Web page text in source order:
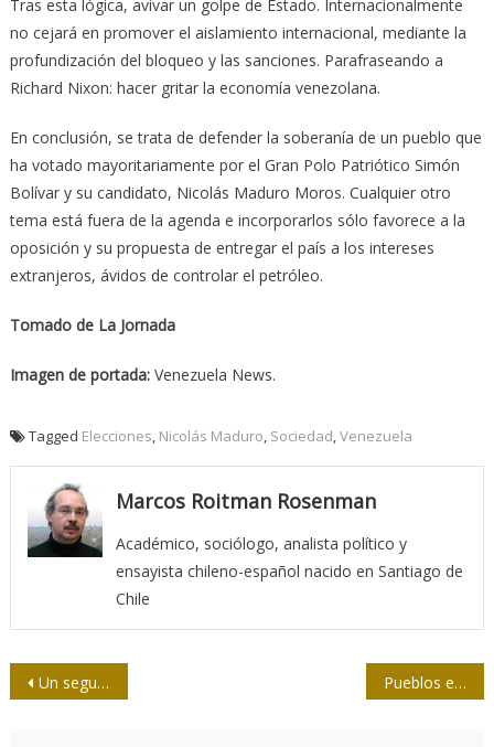
Tras esta lógica, avivar un golpe de Estado. Internacionalmente
no cejará en promover el aislamiento internacional, mediante la
profundización del bloqueo y las sanciones. Parafraseando a
Richard Nixon: hacer gritar la economía venezolana.
En conclusión, se trata de defender la soberanía de un pueblo que
ha votado mayoritariamente por el Gran Polo Patriótico Simón
Bolívar y su candidato, Nicolás Maduro Moros. Cualquier otro
tema está fuera de la agenda e incorporarlos sólo favorece a la
oposición y su propuesta de entregar el país a los intereses
extranjeros, ávidos de controlar el petróleo.
Tomado de La Jornada
Imagen de portada:Venezuela News.
Tagged Elecciones Nicolás Maduro Sociedad Venezuela
Marcos Roitman Rosenman
Académico, sociólogo, analista político y
ensayista chileno-español nacido en Santiago de
Chile
Navegación
Un segundo mandato de Trump sería mucho peor que el primero Pueblos en lucha: el mejor homenaje